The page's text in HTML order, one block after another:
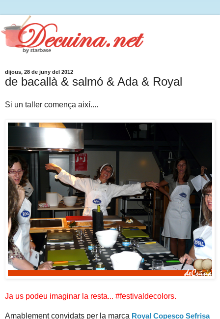
dijous, 28 de juny del 2012
de bacallà & salmó & Ada & Royal
Si un taller comença així....
Ja us podeu imaginar la resta... #festivaldecolors.
Amablement convidats per la marca Royal Copesco Sefrisa